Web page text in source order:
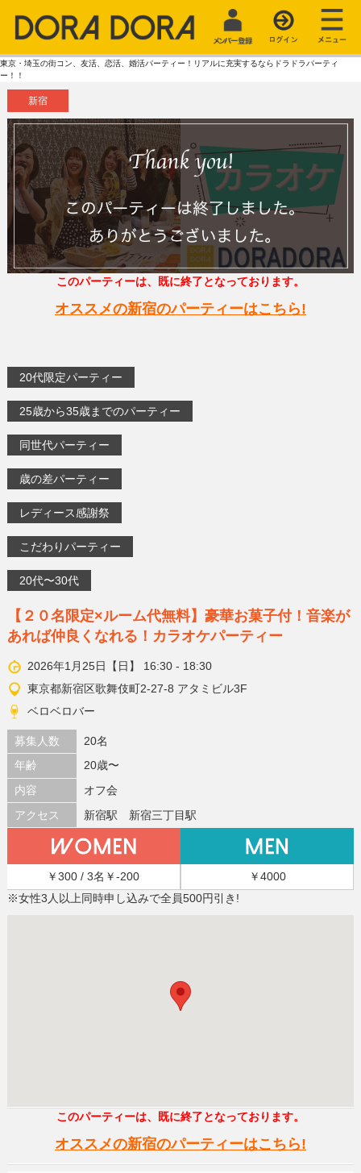
東京・埼玉の街コン、友活、恋活、婚活パーティー！リアルに充実するならドラドラパーティ
ー！！
新宿
このパーティーは、既に終了となっております。
オススメの新宿のパーティーはこちら!
20代限定パーティー
25歳から35歳までのパーティー
同世代パーティー
歳の差パーティー
レディース感謝祭
こだわりパーティー
20代〜30代
【２０名限定×ルーム代無料】豪華お菓子付！音楽が
あれば仲良くなれる！カラオケパーティー
2026年1月25日【日】 16:30 - 18:30
東京都新宿区歌舞伎町2-27-8 アタミビル3F
ベロベロバー
募集人数
20名
年齢
20歳〜
内容
オフ会
アクセス
新宿駅 新宿三丁目駅
￥300 / 3名￥-200
￥4000
※女性3人以上同時申し込みで全員500円引き!
このパーティーは、既に終了となっております。
オススメの新宿のパーティーはこちら!